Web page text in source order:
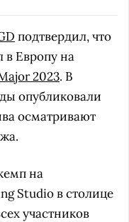
подтвердил, что
в Европу на
2023. В
опубликовали
осматривают
на
Studio в столице
участников